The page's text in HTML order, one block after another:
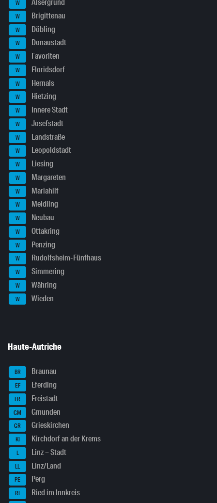
W Alsergrund
W Brigittenau
W Döbling
W Donaustadt
W Favoriten
W Floridsdorf
W Hernals
W Hietzing
W Innere Stadt
W Josefstadt
W Landstraße
W Leopoldstadt
W Liesing
W Margareten
W Mariahilf
W Meidling
W Neubau
W Ottakring
W Penzing
W Rudolfsheim-Fünfhaus
W Simmering
W Währing
W Wieden
Haute-Autriche
BR Braunau
EF Eferding
FR Freistadt
GM Gmunden
GR Grieskirchen
KI Kirchdorf an der Krems
L Linz – Stadt
LL Linz/Land
PE Perg
RI Ried im Innkreis